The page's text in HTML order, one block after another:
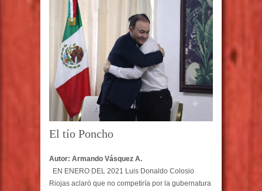
El tío Poncho
Autor: Armando Vásquez A.
EN ENERO DEL 2021 Luis Donaldo Colosio
Riojas aclaró que no competiría por la gubernatura